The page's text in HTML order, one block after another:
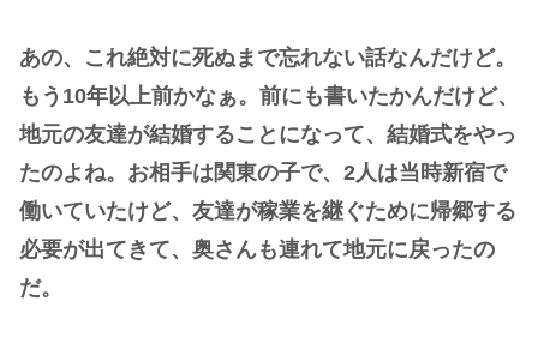
あの、これ絶対に死ぬまで忘れない話なんだけど。
もう10年以上前かなぁ。前にも書いたかんだけど、
地元の友達が結婚することになって、結婚式をやっ
たのよね。お相手は関東の子で、2人は当時新宿で
働いていたけど、友達が稼業を継ぐために帰郷する
必要が出てきて、奥さんも連れて地元に戻ったの
だ。